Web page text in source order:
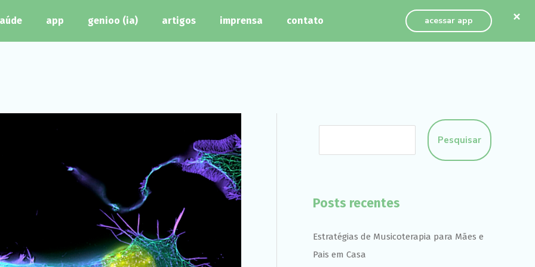
app genioo (ia) artigos imprensa contato acessar app
Pesquisar
Posts recentes
Estratégias de Musicoterapia para Mães e
Pais em Casa
×